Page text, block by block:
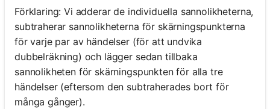
Förklaring: Vi adderar de individuella sannolikheterna,
subtraherar sannolikheterna för skärningspunkterna
för varje par av händelser (för att undvika
dubbelräkning) och lägger sedan tillbaka
sannolikheten för skärningspunkten för alla tre
händelser (eftersom den subtraherades bort för
många gånger).